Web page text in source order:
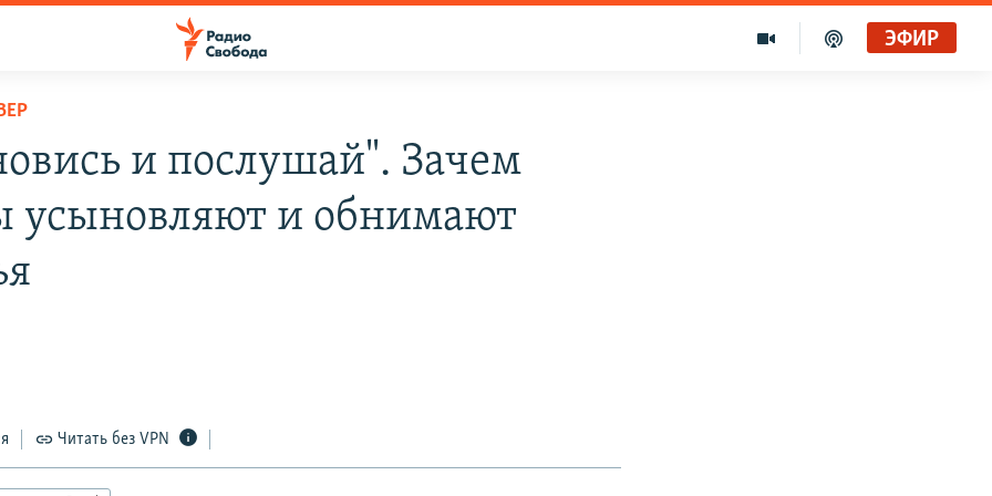
ЭФИР
и послушай". Зачем
усыновляют и обнимают
Читать без VPN